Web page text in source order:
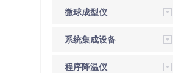
站进入色板
微球成型仪
系统集成设备
程序降温仪